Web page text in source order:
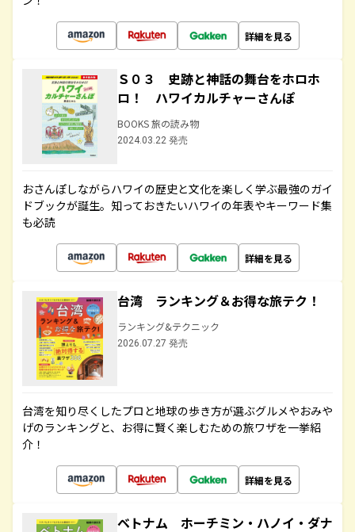
詳細を見る
Ｓ０３ 史跡と神話の舞台をホロホ
ロ！ ハワイカルチャーさんぽ
BOOKS 旅の読み物
2024.03.22 発売
おさんぽしながらハワイの歴史と文化を楽しく学ぶ最強のガイ
ドブックが誕生。知っておきたいハワイの年表やキーワード集
も必読
詳細を見る
台湾 ランキング＆お得な旅テク！
ランキング&テクニック
2026.07.27 発売
台湾を知り尽くしたプロと地球の歩き方が選ぶグルメやおみや
げのランキングと、お得に賢く楽しむための旅ワザを一挙紹
介！
詳細を見る
ベトナム ホーチミン・ハノイ・ダナ